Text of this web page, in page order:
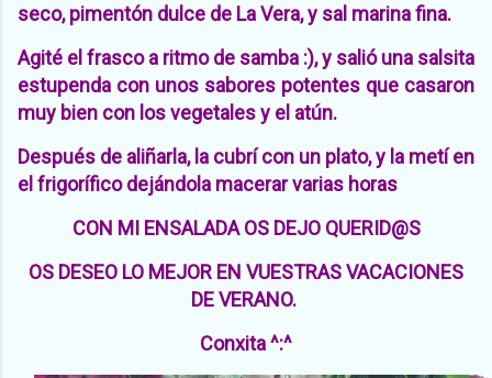
seco, pimentón dulce de La Vera, y sal marina fina.
Agité el frasco a ritmo de samba :), y salió una salsita
estupenda con unos sabores potentes que casaron
muy bien con los vegetales y el atún.
Después de aliñarla, la cubrí con un plato, y la metí en
el frigorífico dejándola macerar varias horas
CON MI ENSALADA OS DEJO QUERID@S
OS DESEO LO MEJOR EN VUESTRAS VACACIONES
DE VERANO.
Conxita ^:^